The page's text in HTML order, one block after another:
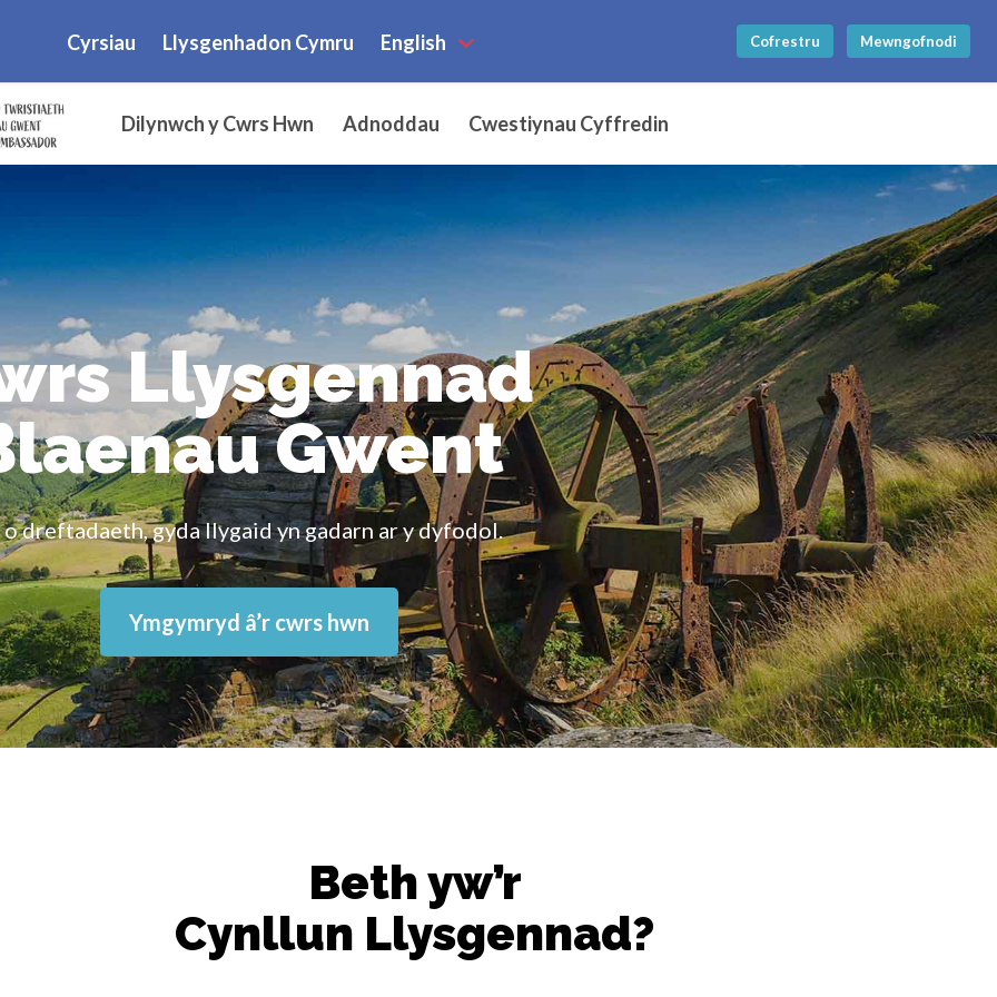
Cyrsiau Llysgenhadon Cymru English Cofrestru Mewngofnodi
Dilynwch y Cwrs Hwn Adnoddau Cwestiynau Cyffredin
Llysgennad
Gwent
dreftadaeth, gyda llygaid yn gadarn ar y dyfodol.
Ymgymryd â’r cwrs hwn
Beth yw’r
Cynllun Llysgennad?